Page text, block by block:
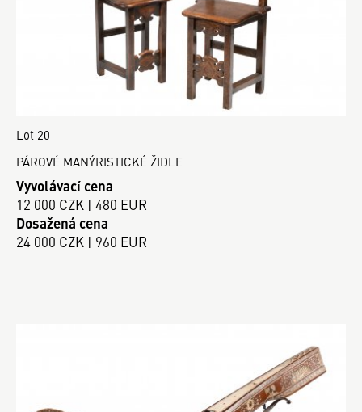
Lot 20
PÁROVÉ MANÝRISTICKÉ ŽIDLE
Vyvolávací cena
12 000 CZK | 480 EUR
Dosažená cena
24 000 CZK | 960 EUR